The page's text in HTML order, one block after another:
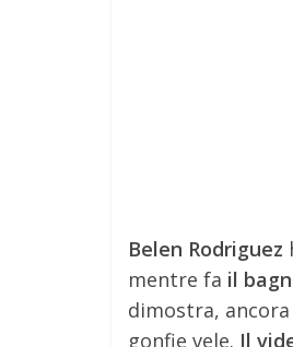
Belen Rodriguez
mentre fa il
dimostra,
gonfie vele. Il